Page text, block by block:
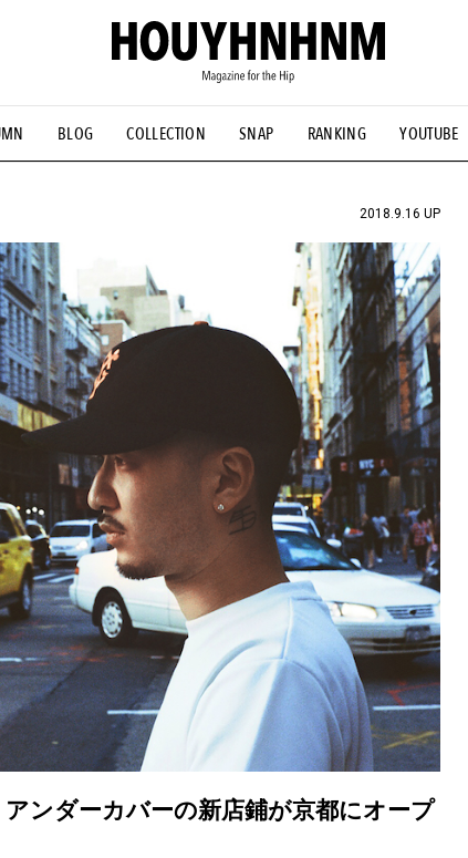
BLOG COLLECTION SNAP RANKING YOUTUBE
#古着サミット #NEW VINTAGE #マイナーグッド図鑑
#FOCUS IT #AH.H #ととけん #FASHION #MUSIC
2018.9.16 UP
ンダーカバーの新店鋪が京都にオープ